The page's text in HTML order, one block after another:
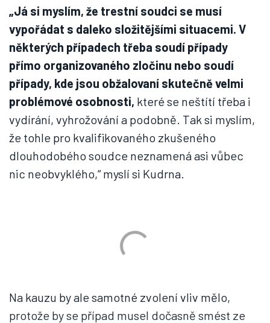
„Já si myslím, že trestní soudci se musí
vypořádat s daleko složitějšími situacemi. V
některých případech třeba soudí případy
přímo organizovaného zločinu nebo soudí
případy, kde jsou obžalovaní skutečně velmi
problémové osobnosti, které se neštítí třeba i
vydírání, vyhrožování a podobně. Tak si myslím,
že tohle pro kvalifikovaného zkušeného
dlouhodobého soudce neznamená asi vůbec
nic neobvyklého,“ myslí si Kudrna.
Na kauzu by ale samotné zvolení vliv mělo,
protože by se případ musel dočasně smést ze